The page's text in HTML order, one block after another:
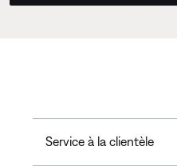
Service à la clientèle